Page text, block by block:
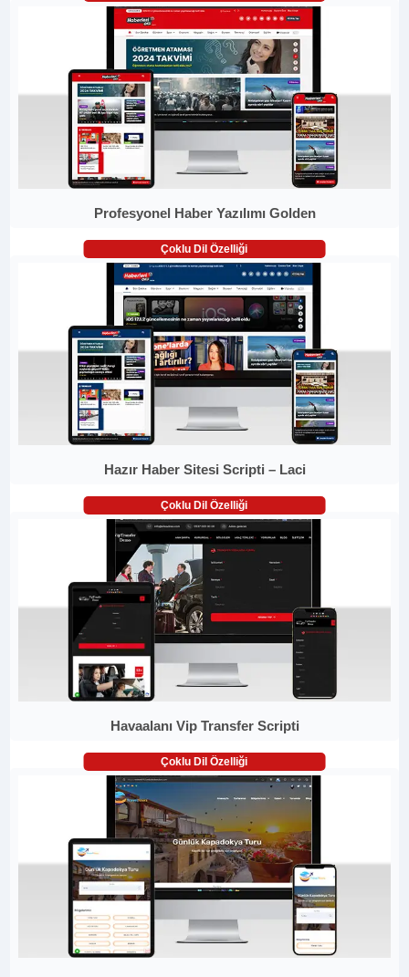
Profesyonel Haber Yazılımı Golden
Çoklu Dil Özelliği
Hazır Haber Sitesi Scripti – Laci
Çoklu Dil Özelliği
Havaalanı Vip Transfer Scripti
Çoklu Dil Özelliği